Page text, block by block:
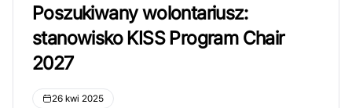
Poszukiwany wolontariusz:
stanowisko KISS Program Chair
2027
26 kwi 2025